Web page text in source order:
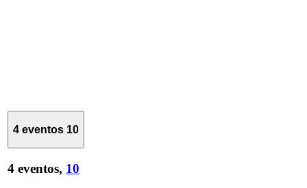
4 eventos 10
4 eventos, 10